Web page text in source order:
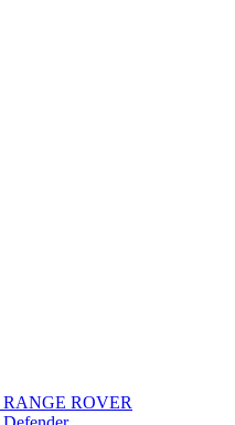
ROVER